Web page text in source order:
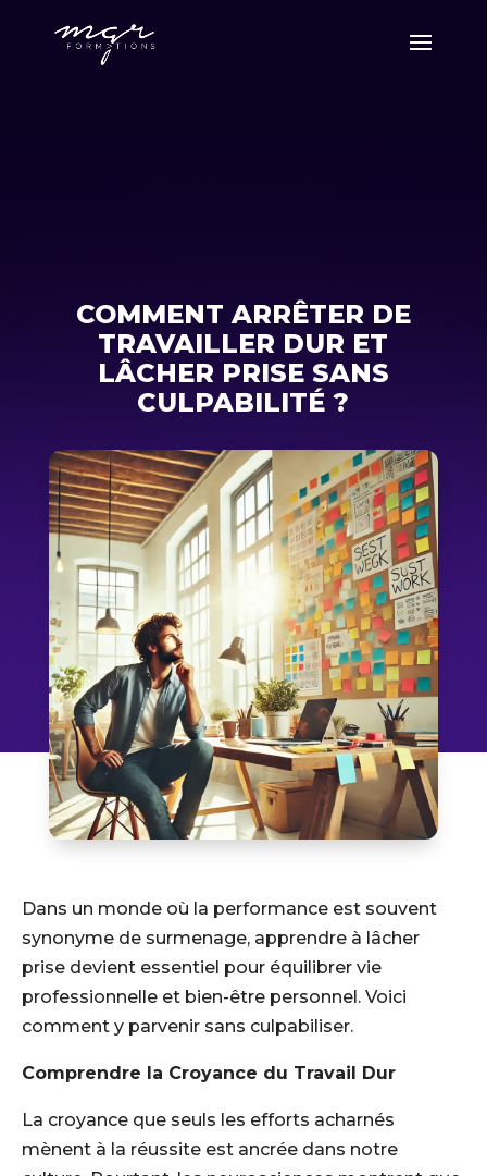
COMMENT ARRÊTER DE
TRAVAILLER DUR ET
LÂCHER PRISE SANS
CULPABILITÉ ?
Dans un monde où la performance est souvent
synonyme de surmenage, apprendre à lâcher
prise devient essentiel pour équilibrer vie
professionnelle et bien-être personnel. Voici
comment y parvenir sans culpabiliser.
Comprendre la Croyance du Travail Dur
La croyance que seuls les efforts acharnés
mènent à la réussite est ancrée dans notre